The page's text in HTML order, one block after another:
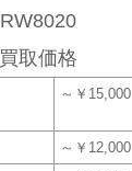
RW8020
買取価格
～￥15,000
～￥12,000